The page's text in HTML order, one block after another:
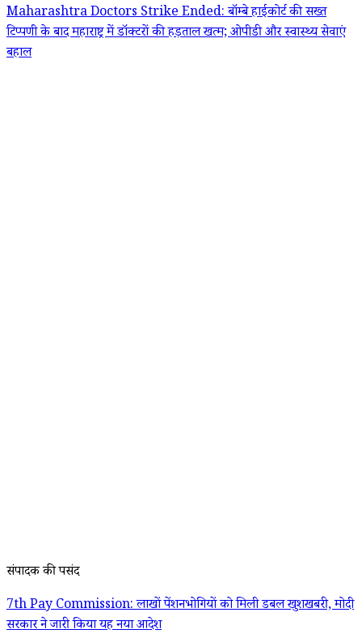
Maharashtra Doctors Strike Ended: बॉम्बे हाईकोर्ट की सख्त
टिप्पणी के बाद महाराष्ट्र में डॉक्टरों की हड़ताल खत्म; ओपीडी और स्वास्थ्य सेवाएं
बहाल
संपादक की पसंद
7th Pay Commission: लाखों पेंशनभोगियों को मिली डबल खुशखबरी, मोदी
सरकार ने जारी किया यह नया आदेश